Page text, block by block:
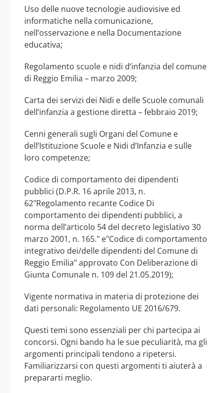
Uso delle nuove tecnologie audiovisive ed
informatiche nella comunicazione,
nell’osservazione e nella Documentazione
educativa;
Regolamento scuole e nidi d’infanzia del comune
di Reggio Emilia – marzo 2009;
Carta dei servizi dei Nidi e delle Scuole comunali
dell’infanzia a gestione diretta – febbraio 2019;
Cenni generali sugli Organi del Comune e
dell’Istituzione Scuole e Nidi d’Infanzia e sulle
loro competenze;
Codice di comportamento dei dipendenti
pubblici (D.P.R. 16 aprile 2013, n.
62"Regolamento recante Codice Di
comportamento dei dipendenti pubblici, a
norma dell’articolo 54 del decreto legislativo 30
marzo 2001, n. 165." e"Codice di comportamento
integrativo dei/delle dipendenti del Comune di
Reggio Emilia" approvato Con Deliberazione di
Giunta Comunale n. 109 del 21.05.2019);
Vigente normativa in materia di protezione dei
dati personali: Regolamento UE 2016/679.
Questi temi sono essenziali per chi partecipa ai
concorsi. Ogni bando ha le sue peculiarità, ma gli
argomenti principali tendono a ripetersi.
Familiarizzarsi con questi argomenti ti aiuterà a
prepararti meglio.